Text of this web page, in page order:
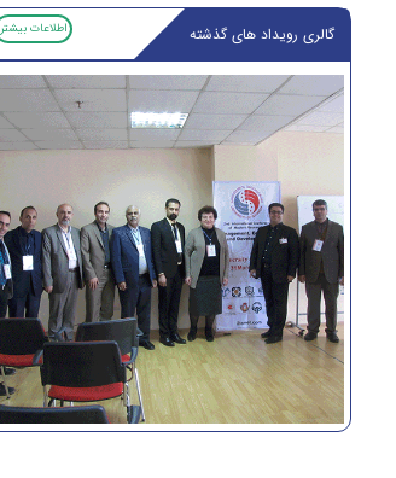
گالری رویداد های گذشته اطلاعات بیشتر